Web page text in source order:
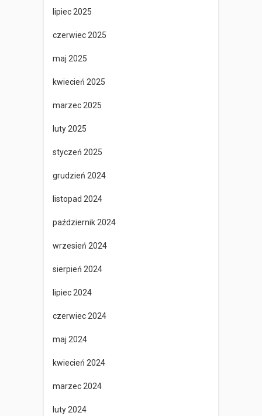
lipiec 2025
czerwiec 2025
maj 2025
kwiecień 2025
marzec 2025
luty 2025
styczeń 2025
grudzień 2024
listopad 2024
październik 2024
wrzesień 2024
sierpień 2024
lipiec 2024
czerwiec 2024
maj 2024
kwiecień 2024
marzec 2024
luty 2024